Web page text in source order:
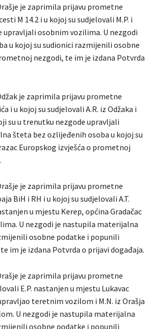
je zaprimila prijavu prometne
M 14.2 i u kojoj su sudjelovali M.P. i
upravljali osobnim vozilima. U nezgodi
u kojoj su sudionici razmijenili osobne
nezgodi, te im je izdana Potvrda
je zaprimila prijavu prometne
i u kojoj su sudjelovali A.R. iz Odžaka i
su u trenutku nezgode upravljali
šteta bez ozlijeđenih osoba u kojoj su
Europskog izvješća o prometnoj
je zaprimila prijavu prometne
BiH i RH i u kojoj su sudjelovali A.T.
u mjestu Kerep, općina Gradačac
U nezgodi je nastupila materijalna
osobne podatke i popunili
im je izdana Potvrda o prijavi događaja.
je zaprimila prijavu prometne
E.P. nastanjen u mjestu Lukavac
teretnim vozilom i M.N. iz Orašja
U nezgodi je nastupila materijalna
osobne podatke i popunili